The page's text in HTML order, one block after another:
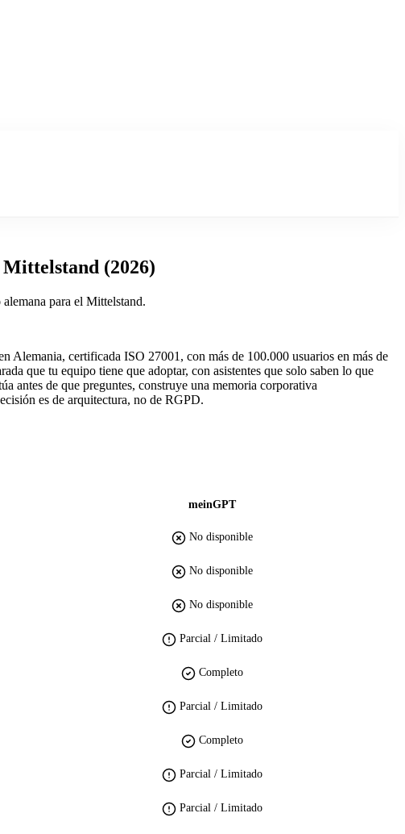
(2026)
para el Mittelstand.
Alemania, certificada ISO 27001, con más de 100.000 usuarios en más de
que tu equipo tiene que adoptar, con asistentes que solo saben lo que
antes de que preguntes, construye una memoria corporativa
es de arquitectura, no de RGPD.
meinGPT
No disponible
No disponible
No disponible
Parcial / Limitado
Completo
Parcial / Limitado
Completo
Parcial / Limitado
Parcial / Limitado